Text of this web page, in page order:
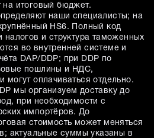
на итоговый бюджет.
наши специалисты; на
HS6. Полный код
налогов и структура таможенных
во внутренней системе и
DAP/DDP; при DDP по
пошлины и НДС,
могут оплачиваться отдельно.
мы организуем доставку до
при необходимости с
импортёров. До
стоимость может меняться
актуальные суммы указаны в